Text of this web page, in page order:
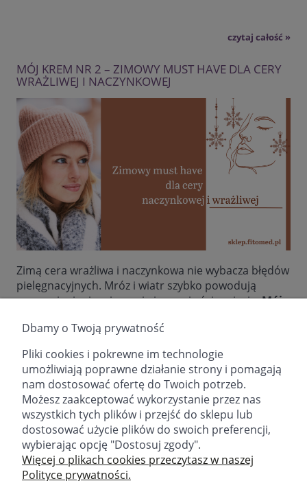
czytaj całość »
MÓJ KREM NR 2 – ZIMOWY MUST HAVE DLA CERY
WRAŻLIWEJ I NACZYNKOWEJ
Zimą cera wrażliwa i naczynkowa nie wybacza błędów
pielęgnacyjnych. Mróz i wiatr szybko powodują
zaczerwienienia, pieczenie i uczucie ściągnięcia.Mój
wzmacnia naczynka i dba o zdrowy wygląd skóry
nawet w trudnych warunkach.
czytaj całość »
email:sklep@fitomed.pltel:+48 730 757 750 (9.00-17.00)
Dbamy o Twoją prywatność
Pliki cookies i pokrewne im technologie
umożliwiają poprawne działanie strony i pomagają
nam dostosować ofertę do Twoich potrzeb.
Możesz zaakceptować wykorzystanie przez nas
wszystkich tych plików i przejść do sklepu lub
dostosować użycie plików do swoich preferencji,
wybierając opcję "Dostosuj zgody".
Więcej o plikach cookies przeczytasz w naszej
Polityce prywatności.